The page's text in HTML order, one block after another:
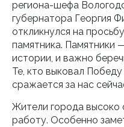
региона-шефа
губернатора Георгия
откликнулся на
памятника. Памятники
истории, и важно
Те, кто выковал
сражается за нас
Жители города высоко
работу. Особенно